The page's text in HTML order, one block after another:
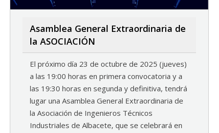
Asamblea General Extraordinaria de
la ASOCIACIÓN
El próximo día 23 de octubre de 2025 (jueves)
a las 19:00 horas en primera convocatoria y a
las 19:30 horas en segunda y definitiva, tendrá
lugar una Asamblea General Extraordinaria de
la Asociación de Ingenieros Técnicos
Industriales de Albacete, que se celebrará en